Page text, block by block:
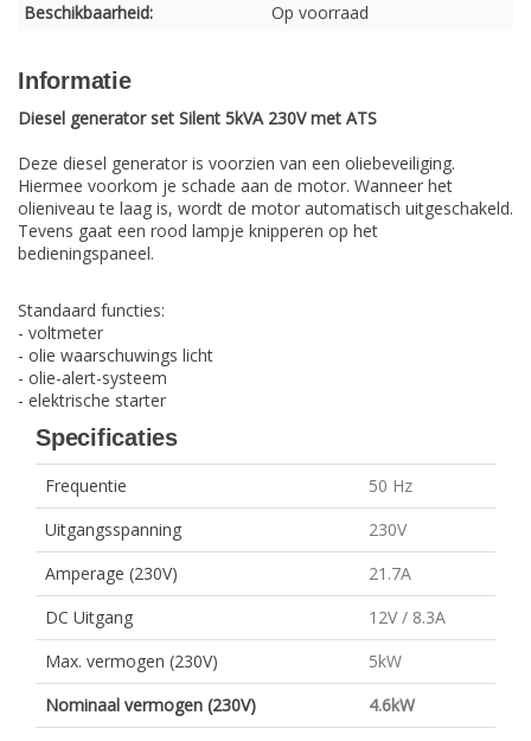
Beschikbaarheid:
Op voorraad
Informatie
Diesel generator set Silent 5kVA 230V met ATS
Deze diesel generator is voorzien van een oliebeveiliging.
Hiermee voorkom je schade aan de motor. Wanneer het
olieniveau te laag is, wordt de motor automatisch uitgeschakeld.
Tevens gaat een rood lampje knipperen op het
bedieningspaneel.
Standaard functies:
- voltmeter
- olie waarschuwings licht
- olie-alert-systeem
- elektrische starter
Specificaties
Frequentie
50 Hz
Uitgangsspanning
230V
Amperage (230V)
21.7A
DC Uitgang
12V / 8.3A
Max. vermogen (230V)
5kW
Nominaal vermogen (230V)
4.6kW